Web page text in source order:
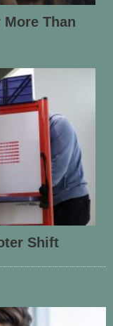
Than
Shift